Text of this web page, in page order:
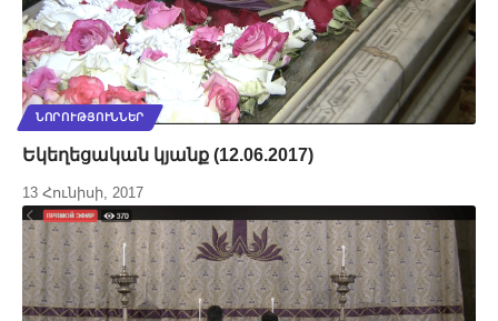
ՆՈՐՈՒԹՅՈՒՆՆԵՐ
Եկեղեցական կյանք (12.06.2017)
13 Հունիսի, 2017